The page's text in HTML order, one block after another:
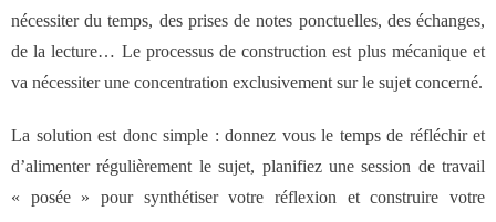
nécessiter du temps, des prises de notes ponctuelles, des échanges,
de la lecture… Le processus de construction est plus mécanique et
va nécessiter une concentration exclusivement sur le sujet concerné.
La solution est donc simple : donnez vous le temps de réfléchir et
d’alimenter régulièrement le sujet, planifiez une session de travail
« posée » pour synthétiser votre réflexion et construire votre